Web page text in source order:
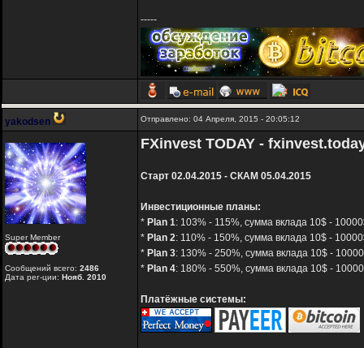
-----
yakodsen Отправлено: 04 Апреля, 2015 - 20:05:12
Super Member
Сообщений всего: 2486
Дата рег-ции: Нояб. 2010
FXinvest TODAY -
Старт 02.04.2015 - СКАМ 05.04.2015
Инвестиционные планы:
* Plan 1: 103% - 115%, сумма вклада 10$ -
* Plan 2: 110% - 150%, сумма вклада 10$ -
* Plan 3: 130% - 250%, сумма вклада 10$ -
* Plan 4: 180% - 550%, сумма вклада 10$ -
Платёжные системы: